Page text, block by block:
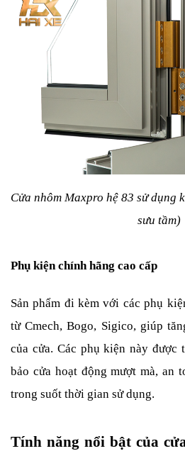
Cửa nhôm Maxpro hệ 83 sử dụng
sưu tầm)
Phụ kiện chính hãng cao cấp
Sản phẩm đi kèm với các phụ
từ Cmech, Bogo, Sigico, giúp
của cửa. Các phụ kiện này được
bảo cửa hoạt động mượt mà, an
trong suốt thời gian sử dụng.
Tính năng nổi bật của